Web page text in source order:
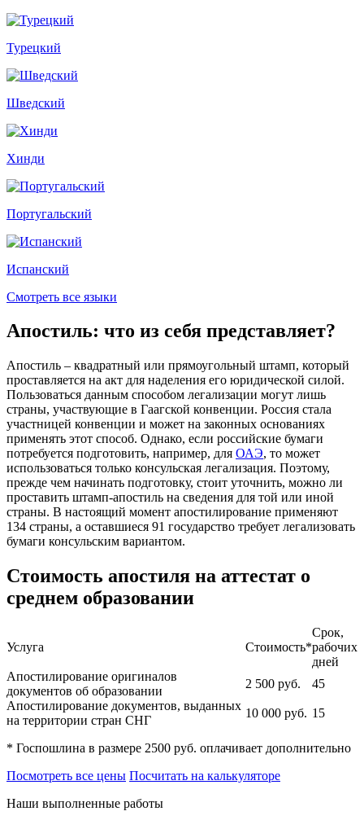
Турецкий
Шведский
Хинди
Португальский
Испанский
Смотреть все языки
Апостиль: что из себя представляет?
Апостиль – квадратный или прямоугольный штамп, который
проставляется на акт для наделения его юридической силой.
Пользоваться данным способом легализации могут лишь
страны, участвующие в Гаагской конвенции. Россия стала
участницей конвенции и может на законных основаниях
применять этот способ. Однако, если российские бумаги
потребуется подготовить, например, для ОАЭ, то может
использоваться только консульская легализация. Поэтому,
прежде чем начинать подготовку, стоит уточнить, можно ли
проставить штамп-апостиль на сведения для той или иной
страны. В настоящий момент апостилирование применяют
134 страны, а оставшиеся 91 государство требует легализовать
бумаги консульским вариантом.
Стоимость апостиля на аттестат о
среднем образовании
Услуга Стоимость*
Срок,
рабочих
дней
Апостилирование оригиналов
документов об образовании
2 500 руб.
45
Апостилирование документов, выданных
на территории стран СНГ
10 000 руб. 15
* Госпошлина в размере 2500 руб. оплачивает дополнительно
Посмотреть все цены Посчитать на калькуляторе
Наши выполненные работы